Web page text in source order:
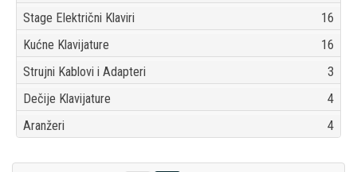
Stage Električni Klaviri
16
Kućne Klavijature
16
Strujni Kablovi i Adapteri
3
Dečije Klavijature
4
Aranžeri
4